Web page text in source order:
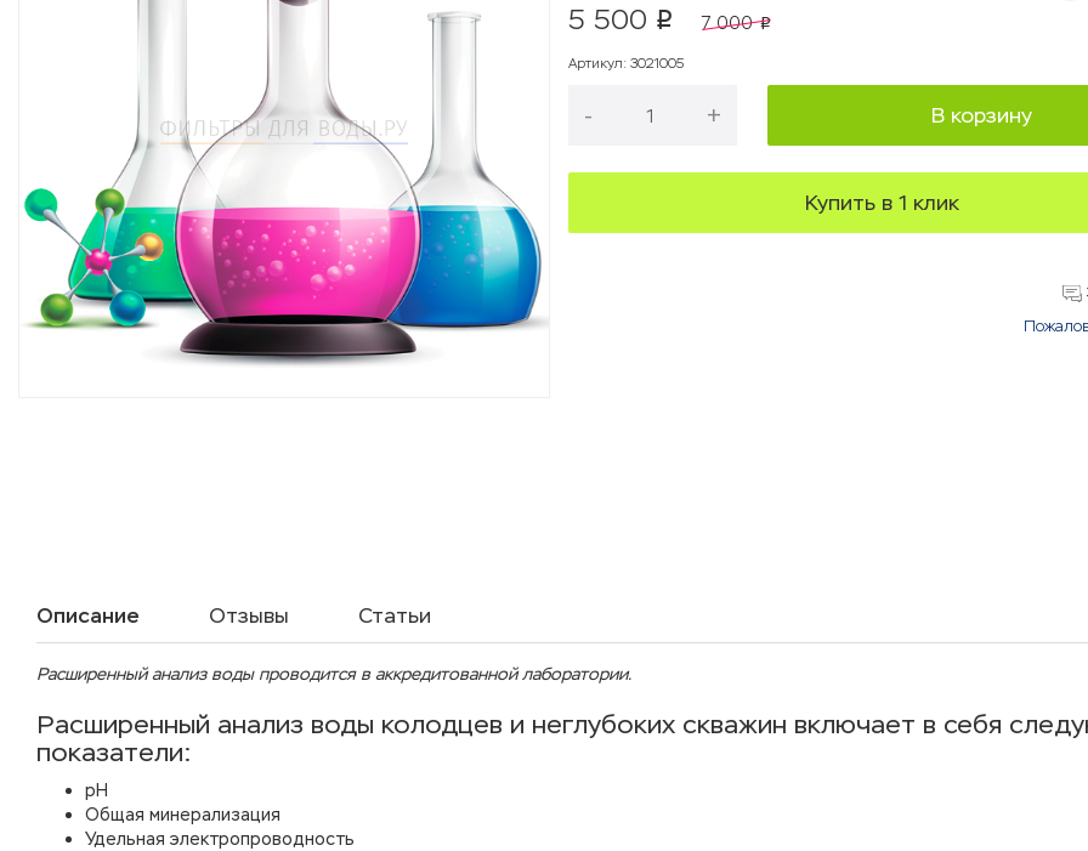
5 500 p 7 000 p
Артикул: 3021005
- + В корзину
Купить в 1 клик
Описание Отзывы Статьи
Расширенный анализ воды проводится в аккредитованной лаборатории.
Расширенный анализ воды колодцев и неглубоких скважин включает в себя
показатели:
рН
Общая минерализация
Удельная электропроводность